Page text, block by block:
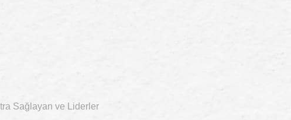
Sağlayan ve Liderler